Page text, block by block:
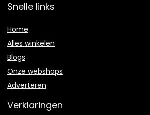
Snelle links
Home
Alles winkelen
Blogs
Onze webshops
Adverteren
Verklaringen